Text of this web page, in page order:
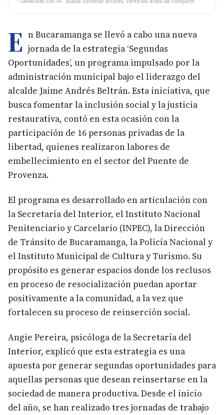
E n Bucaramanga se llevó a cabo una nueva
jornada de la estrategia ‘Segundas
Oportunidades’, un programa impulsado por la
administración municipal bajo el liderazgo del
alcalde Jaime Andrés Beltrán. Esta iniciativa, que
busca fomentar la inclusión social y la justicia
restaurativa, contó en esta ocasión con la
participación de 16 personas privadas de la
libertad, quienes realizaron labores de
embellecimiento en el sector del Puente de
Provenza.
El programa es desarrollado en articulación con
la Secretaría del Interior, el Instituto Nacional
Penitenciario y Carcelario (INPEC), la Dirección
de Tránsito de Bucaramanga, la Policía Nacional y
el Instituto Municipal de Cultura y Turismo. Su
propósito es generar espacios donde los reclusos
en proceso de resocialización puedan aportar
positivamente a la comunidad, a la vez que
fortalecen su proceso de reinserción social.
Angie Pereira, psicóloga de la Secretaría del
Interior, explicó que esta estrategia es una
apuesta por generar segundas oportunidades para
aquellas personas que desean reinsertarse en la
sociedad de manera productiva. Desde el inicio
del año, se han realizado tres jornadas de trabajo